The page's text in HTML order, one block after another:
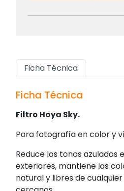
Ficha Técnica
Ficha Técnica
Filtro Hoya Sky.
Para fotografía en color y
Reduce los tonos azulados
exteriores, mantiene los
natural y libres de